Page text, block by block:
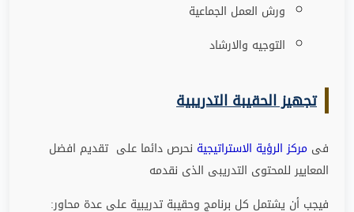
ورش العمل الجماعية
التوجيه والارشاد
تجهيز الحقيبة التدريبية
فى مركز الرؤية الاستراتيجية نحرص دائما على تقديم افضل
المعايير للمحتوى التدريبى الذى نقدمه
فيجب أن يشتمل كل برنامج وحقيبة تدريبية على عدة محاور: